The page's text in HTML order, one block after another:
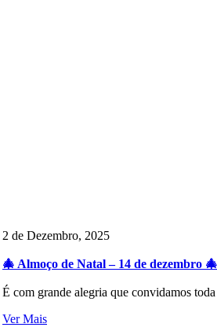
2 de Dezembro, 2025
🎄 Almoço de Natal – 14 de dezembro 🎄
É com grande alegria que convidamos
Ver Mais